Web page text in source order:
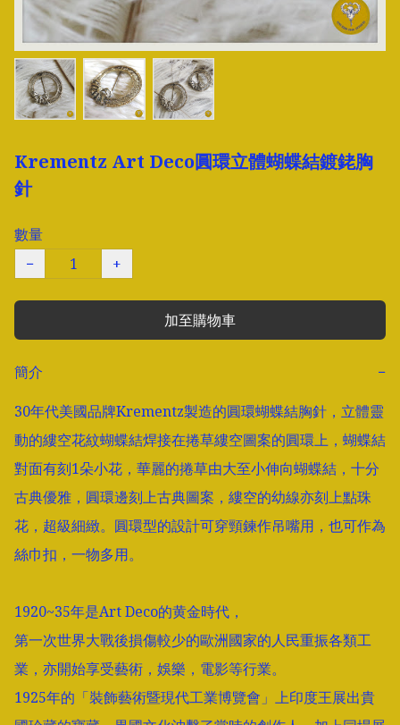
Krementz Art Deco圓環立體蝴蝶結鍍銠胸
針
數量
−
+
加至購物車
簡介
−
30年代美國品牌Krementz製造的圓環蝴蝶結胸針，立體靈
動的縷空花紋蝴蝶結焊接在捲草縷空圖案的圓環上，蝴蝶結
對面有刻1朵小花，華麗的捲草由大至小伸向蝴蝶結，十分
古典優雅，圓環邊刻上古典圖案，縷空的幼線亦刻上點珠
花，超級細緻。圓環型的設計可穿頸鍊作吊嘴用，也可作為
絲巾扣，一物多用。
1920~35年是Art Deco的黄金時代，
第一次世界大戰後損傷較少的歐洲國家的人民重振各類工
業，亦開始享受藝術，娛樂，電影等行業。
1925年的「裝飾藝術暨現代工業博覽會」上印度王展出貴